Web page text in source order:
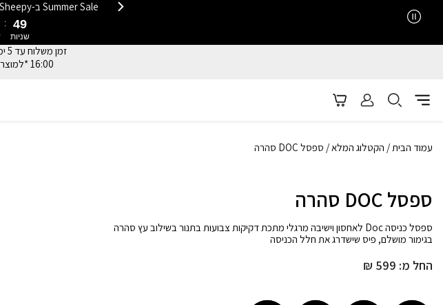
זמן משלוח עד 5 ימי עסקים למזמינים עד השעה
16:00 *למוצרים בסטטוס "איסוף מיידי"
Summer Sale ב-Sheepy כל האתר עם פריט שני ב-40% הנחה
48
שניות
עמוד הבית/ הקטלוג המלא/ ספסל DOC סהרה
ספסל DOC סהרה
ספסל כניסה Doc לאחסון וישיבה מרגלי מתכת דקיקות צבועות בתנור בשילוב עץ סהרה
בגימור מושלם, פיס שישדרג את חלל הכניסה
החל מ: ₪ 599